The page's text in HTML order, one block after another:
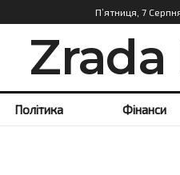
П’ятниця, 7
Zrada
Політика Фінанси